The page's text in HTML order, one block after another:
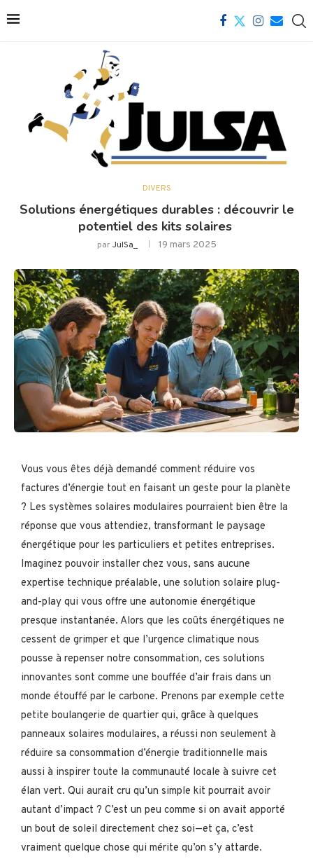
DIVERS
Solutions énergétiques durables : découvrir le
potentiel des kits solaires
parJulSa_ 19 mars 2025
Vous vous êtes déjà demandé comment réduire vos
factures d’énergie tout en faisant un geste pour la planète
? Les systèmes solaires modulaires pourraient bien être la
réponse que vous attendiez, transformant le paysage
énergétique pour les particuliers et petites entreprises.
Imaginez pouvoir installer chez vous, sans aucune
expertise technique préalable, une solution solaire plug-
and-play qui vous offre une autonomie énergétique
presque instantanée. Alors que les coûts énergétiques ne
cessent de grimper et que l’urgence climatique nous
pousse à repenser notre consommation, ces solutions
innovantes sont comme une bouffée d’air frais dans un
monde étouffé par le carbone. Prenons par exemple cette
petite boulangerie de quartier qui, grâce à quelques
panneaux solaires modulaires, a réussi non seulement à
réduire sa consommation d’énergie traditionnelle mais
aussi à inspirer toute la communauté locale à suivre cet
élan vert. Qui aurait cru qu’un simple kit pourrait avoir
autant d’impact ? C’est un peu comme si on avait apporté
un bout de soleil directement chez soi—et ça, c’est
vraiment quelque chose qui mérite qu’on s’y attarde.